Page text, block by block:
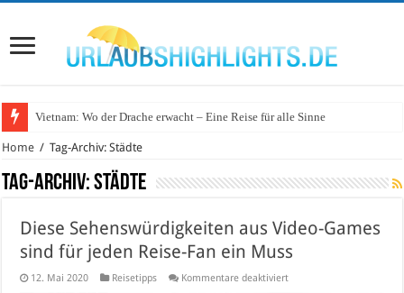
Vietnam: Wo der Drache erwacht – Eine Reise für alle Sinne
Wo lohnt sich Urlaub auf dem Wasser in Deutschland?
Home / Tag-Archiv: Städte
Tag-Archiv:Städte
Diese Sehenswürdigkeiten aus Video-Games
sind für jeden Reise-Fan ein Muss
12. Mai 2020 Reisetipps Kommentare deaktiviertfür